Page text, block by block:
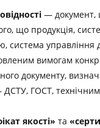
— документ,
що продукція,
система управління
вимогам
документу,
ДСТУ, ГОСТ,
якості» та